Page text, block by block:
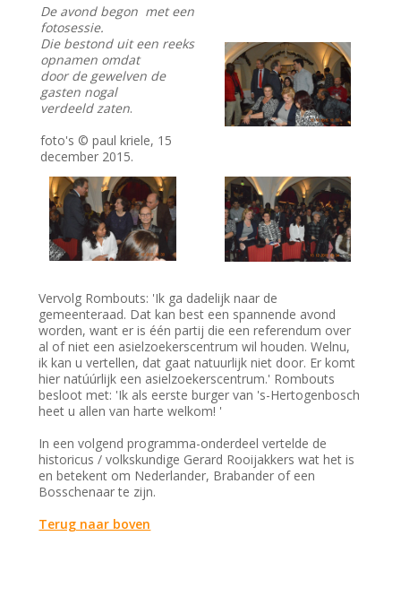
De avond begon met een
fotosessie.
Die bestond uit een reeks
opnamen omdat
door de gewelven de
gasten nogal
verdeeld zaten.
foto's © paul kriele, 15
december 2015.
Vervolg Rombouts: 'Ik ga dadelijk naar de
gemeenteraad. Dat kan best een spannende avond
worden, want er is één partij die een referendum over
al of niet een asielzoekerscentrum wil houden. Welnu,
ik kan u vertellen, dat gaat natuurlijk niet door. Er komt
hier natúúrlijk een asielzoekerscentrum.' Rombouts
besloot met: 'Ik als eerste burger van 's-Hertogenbosch
heet u allen van harte welkom! '
In een volgend programma-onderdeel vertelde de
historicus / volkskundige Gerard Rooijakkers wat het is
en betekent om Nederlander, Brabander of een
Bosschenaar te zijn.
Terug naar boven